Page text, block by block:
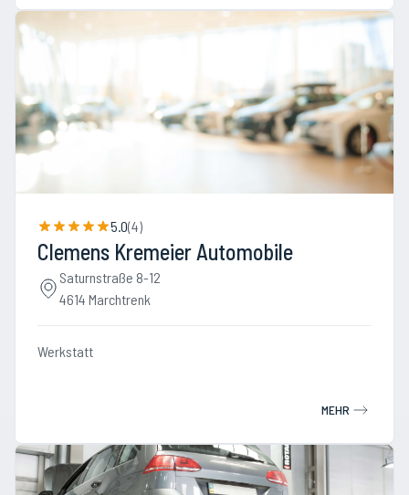
5.0(4)
Clemens Kremeier Automobile
Saturnstraße 8-12
4614 Marchtrenk
Werkstatt
MEHR